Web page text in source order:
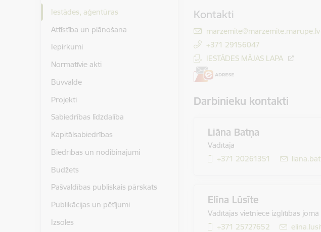
Iestādes, aģentūras
Attīstība un plānošana
Iepirkumi
Normatīvie akti
Būvvalde
Projekti
Sabiedrības līdzdalība
Kapitālsabiedrības
Biedrības un nodibinājumi
Budžets
Pašvaldības publiskais pārskats
Publikācijas un pētījumi
Izsoles
Kontakti
E-pasts:
marzemite@marzemite.marupe.lv
+371 29156047
IESTĀDES MĀJAS LAPA
Darbinieku kontakti
Liāna Batņa
Vadītāja
+371 20261351
E-pasts:
Elīna Lūsīte
Vadītājas vietniece izglītības jomā
+371 25727652
E-pasts: